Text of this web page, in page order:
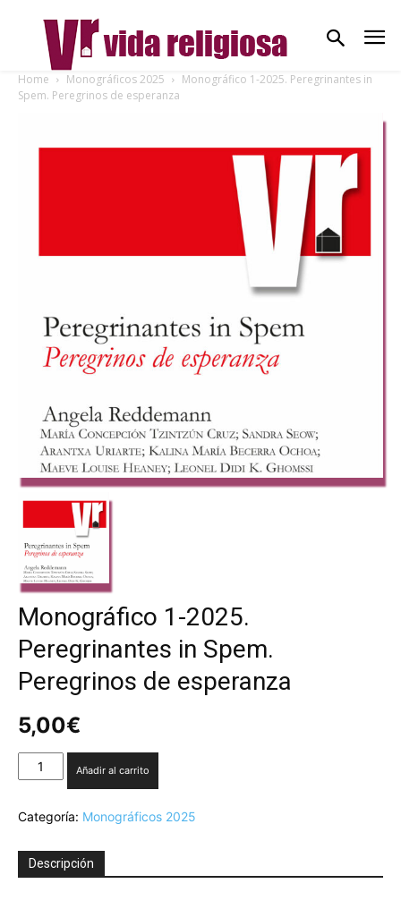
Home Monográficos 2025
Monográfico 1-2025. Peregrinantes in
Spem. Peregrinos de esperanza
Monográfico 1-2025.
Peregrinantes in Spem.
Peregrinos de esperanza
5,00€
Monográfico
1-
Peregrinantes
Spem.
Peregrinos
Añadir al carrito
Categoría: Monográficos 2025
Descripción